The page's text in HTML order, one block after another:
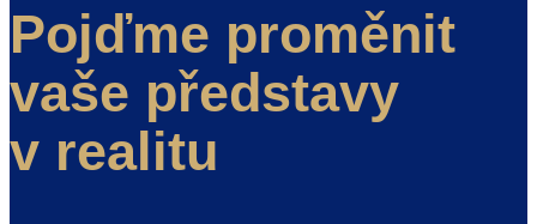
Pojďme proměnit
vaše představy
v realitu